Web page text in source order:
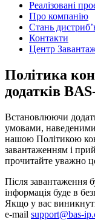
Реалізовані
Про компанію
Стань
Контакти
Центр
Політика
додатків
Встановлюючи
умовами,
нашою Політикою
завантаженням і
прочитайте уважно
Після завантаження
інформація буде в
Якщо у вас
e-mail support@bas-